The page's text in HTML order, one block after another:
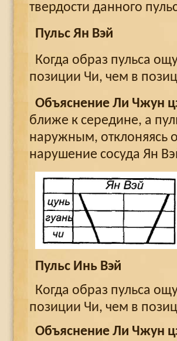
твердости данного
Пульс Ян Вэй
Когда образ пульса
позиции Чи, чем в
Объяснение Ли Чжун
ближе к середине, а
наружным, отклоняясь
нарушение сосуда Ян
Пульс Инь Вэй
Когда образ пульса
позиции Чи, чем в
Объяснение Ли Чжун